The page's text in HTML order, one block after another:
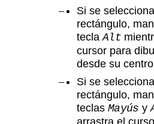
Si se
rectángulo,
teclaAlt
cursor para
desde su
Si se
rectángulo,
teclas Mayús y